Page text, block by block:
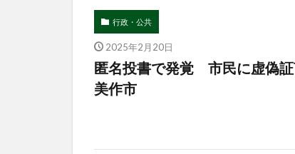
行政・公共
2025年2月20日
匿名投書で発覚 市民に虚偽
美作市